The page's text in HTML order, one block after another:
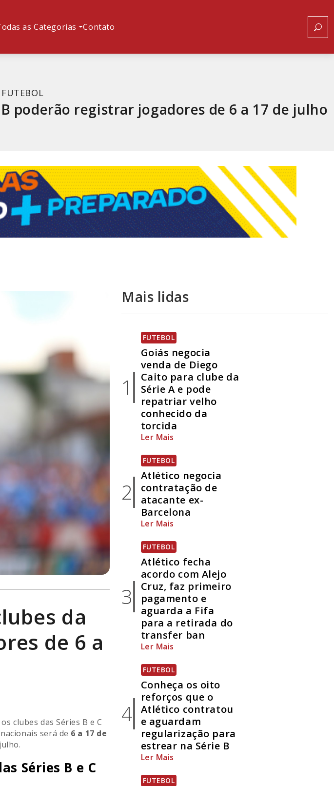
as Categorias Contato
FUTEBOL
poderão registrar jogadores de 6 a 17 de julho
da
de 6 a
clubes das Séries B e C
será de 6 a 17 de
Séries B e C
Mais lidas
1
FUTEBOL
Goiás negocia
venda de Diego
Caito para clube da
Série A e pode
repatriar velho
conhecido da
torcida
Ler Mais
2
FUTEBOL
Atlético negocia
contratação de
atacante ex-
Barcelona
Ler Mais
3
FUTEBOL
Atlético fecha
acordo com Alejo
Cruz, faz primeiro
pagamento e
aguarda a Fifa
para a retirada do
transfer ban
Ler Mais
4
FUTEBOL
Conheça os oito
reforços que o
Atlético contratou
e aguardam
regularização para
estrear na Série B
Ler Mais
FUTEBOL